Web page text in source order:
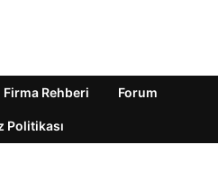
Firma Rehberi Forum
Politikası